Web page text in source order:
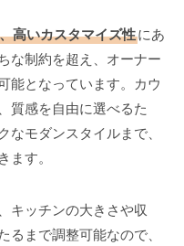
高いカスタマイズ性にあ
な制約を超え、オーナー
能となっています。カウ
質感を自由に選べるた
なモダンスタイルまで、
ます。
キッチンの大きさや収
るまで調整可能なので、